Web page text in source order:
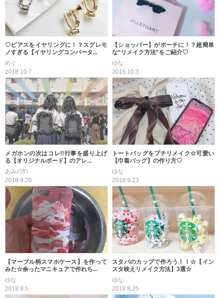
♡ピアスをイヤリングに！？スグレモ
ノすぎる【イヤリングコンバータ...
めぐ
2018.10.7
【ショッパー】がポーチに！？超簡単
な“リメイク方法”をご紹介♡
ゆな
2018.10.3
メガホンの次はコレ!!行事を盛り上げ
る【オリジナルボード】のアレ...
あみのｻﾝ
2018.9.26
トートバッグをプチリメイク☆可愛い
【巾着バッグ】の作り方♡
ゆな
2018.9.23
【マーブル柄スマホケース】を作って
みた☆余ったマニキュアで作れち...
ゆな
2018.9.5
スタバのカップで作ろう！！☆【イン
スタ映えリメイク方法】3選☆
ゆな
2018.8.25